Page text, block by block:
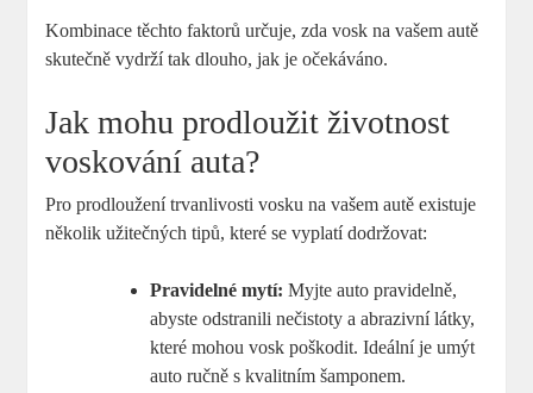
Kombinace těchto faktorů určuje, zda ‌vosk na vašem autě⁢
skutečně vydrží tak dlouho,​ jak je očekáváno.
Jak mohu prodloužit životnost
voskování auta?
Pro prodloužení trvanlivosti vosku na vašem autě existuje
několik užitečných tipů, které se vyplatí dodržovat:
Pravidelné mytí: Myjte auto pravidelně,
abyste odstranili nečistoty a abrazivní látky,
které‍ mohou​ vosk poškodit. Ideální je umýt
auto ručně s kvalitním šamponem.